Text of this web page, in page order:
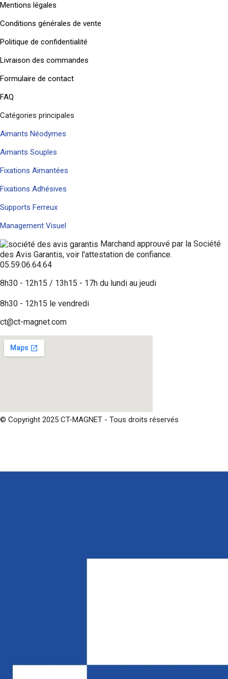
Mentions légales
Conditions générales de vente
Politique de confidentialité
Livraison des commandes
Formulaire de contact
FAQ
Catégories principales
Aimants Néodymes
Aimants Souples
Fixations Aimantées
Fixations Adhésives
Supports Ferreux
Management Visuel
Marchand approuvé par la Société
des Avis Garantis, voir l'attestation de confiance.
05.59.06.64.64
8h30 - 12h15 / 13h15 - 17h du lundi au jeudi
8h30 - 12h15 le vendredi
ct@ct-magnet.com
© Copyright 2025 CT-MAGNET - Tous droits réservés